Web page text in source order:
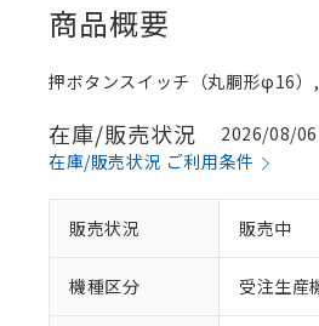
商品概要
押ボタンスイッチ（丸胴形φ16
在庫/販売状況
2026/08/06
在庫/販売状況 ご利用条件
販売状況 販売中
機種区分 受注生産